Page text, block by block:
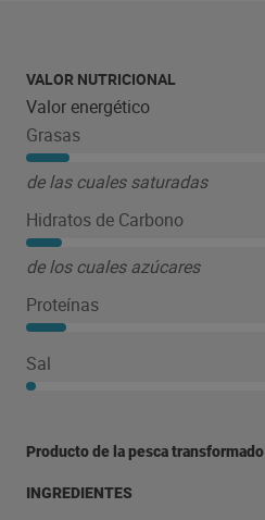
VALOR NUTRICIONAL
Valor energético
Grasas
de las cuales saturadas
Hidratos de Carbono
de los cuales azúcares
Proteínas
Sal
Producto de la pesca
INGREDIENTES